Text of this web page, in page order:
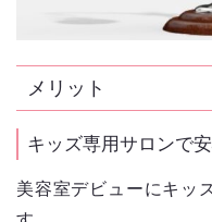
メリット
キッズ専用サロンで
美容室デビューにキッ